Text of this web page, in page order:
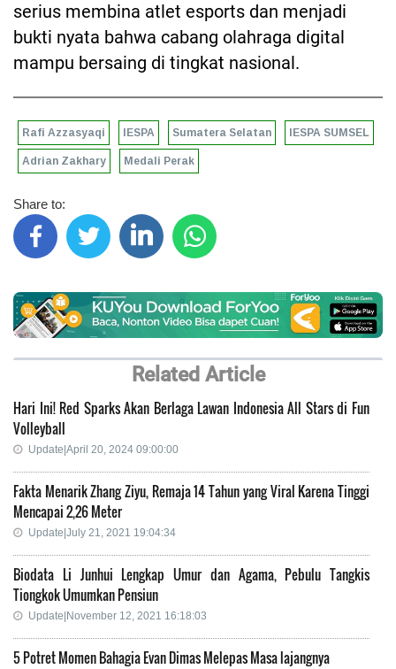
serius membina atlet esports dan menjadi
bukti nyata bahwa cabang olahraga digital
mampu bersaing di tingkat nasional.
Rafi Azzasyaqi IESPA Sumatera Selatan IESPA SUMSEL
Adrian Zakhary Medali Perak
Share to:
Related Article
Hari Ini! Red Sparks Akan Berlaga Lawan Indonesia All Stars di Fun
Volleyball
Update|April 20, 2024 09:00:00
Fakta Menarik Zhang Ziyu, Remaja 14 Tahun yang Viral Karena Tinggi
Mencapai 2,26 Meter
Update|July 21, 2021 19:04:34
Biodata Li Junhui Lengkap Umur dan Agama, Pebulu Tangkis
Tiongkok Umumkan Pensiun
Update|November 12, 2021 16:18:03
5 Potret Momen Bahagia Evan Dimas Melepas Masa lajangnya